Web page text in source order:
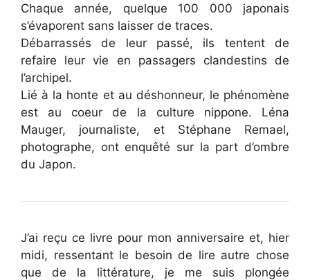
Chaque année, quelque 100 000 japonais
s’évaporent sans laisser de traces.
Débarrassés de leur passé, ils tentent de
refaire leur vie en passagers clandestins de
l’archipel.
Lié à la honte et au déshonneur, le phénomène
est au coeur de la culture nippone. Léna
Mauger, journaliste, et Stéphane Remael,
photographe, ont enquêté sur la part d’ombre
du Japon.
J’ai reçu ce livre pour mon anniversaire et, hier
midi, ressentant le besoin de lire autre chose
que de la littérature, je me suis plongée